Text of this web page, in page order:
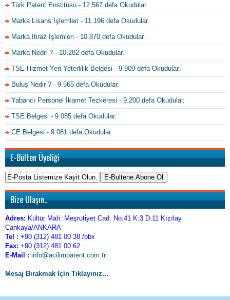
Türk Patent Enstitüsü - 12.567 defa Okudular.
Marka Lisans İşlemleri - 11.196 defa Okudular.
Marka İtiraz İşlemleri - 10.870 defa Okudular.
Marka Nedir ? - 10.282 defa Okudular.
TSE Hizmet Yeri Yeterlilik Belgesi - 9.909 defa Okudular.
Buluş Nedir ? - 9.565 defa Okudular.
Yabancı Personel İkamet Tezkeresi - 9.200 defa Okudular.
TSE Belgesi - 9.085 defa Okudular.
CE Belgesi - 9.081 defa Okudular.
E-Bülten Üyeliği
Bize Ulaşın..
Adres: Kültür Mah. Meşrutiyet Cad. No:41 K:3 D:11 Kızılay
Çankaya/ANKARA
Tel : +90 (312) 481 00 38 /pbx
Fax: +90 (312) 481 00 62
E-Mail : info@acilimpatent.com.tr
Mesaj Bırakmak İçin Tıklayınız…